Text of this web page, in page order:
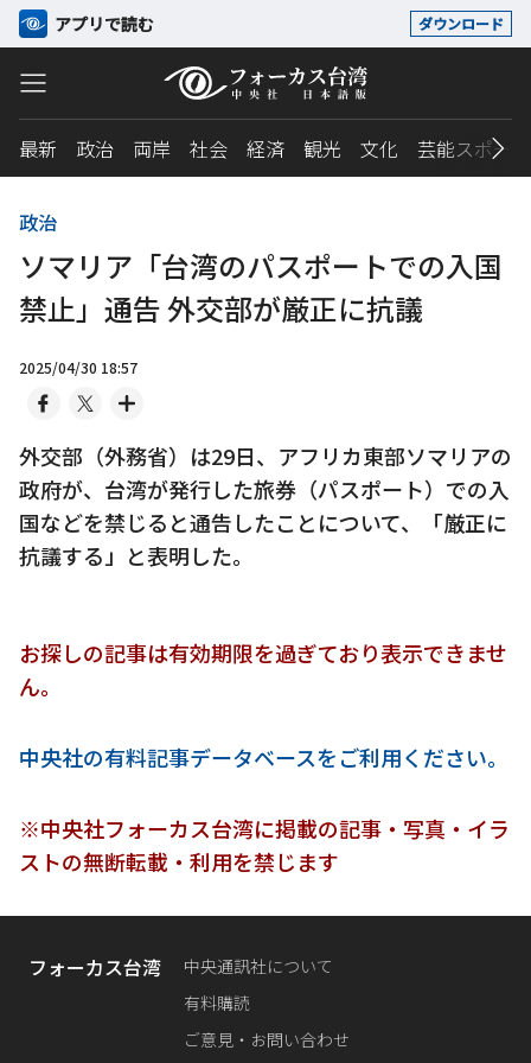
アプリで読む ダウンロード
最新 政治 両岸 社会 経済 観光 文化 芸能スポーツ
政治
ソマリア「台湾のパスポートでの入国
禁止」通告 外交部が厳正に抗議
2025/04/30 18:57
外交部（外務省）は29日、アフリカ東部ソマリアの
政府が、台湾が発行した旅券（パスポート）での入
国などを禁じると通告したことについて、「厳正に
抗議する」と表明した。
お探しの記事は有効期限を過ぎており表示できませ
ん。
中央社の有料記事データベースをご利用ください。
※中央社フォーカス台湾に掲載の記事・写真・イラ
ストの無断転載・利用を禁じます
フォーカス台湾
中央通訊社について
有料購読
ご意見・お問い合わせ